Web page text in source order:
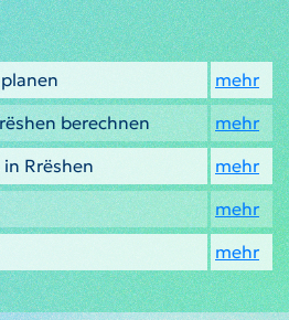
mehr
berechnen
mehr
Rrëshen
mehr
mehr
mehr